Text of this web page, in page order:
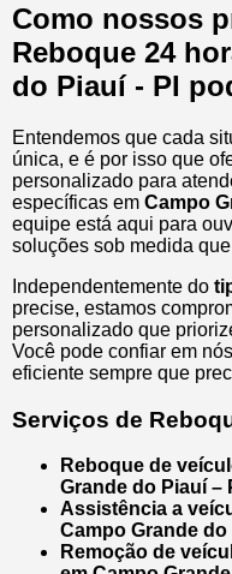
Como nossos
Reboque 24
do Piauí - PI
Entendemos que cada
única, e é por isso que
personalizado para
específicas em Campo
equipe está aqui para
soluções sob medida
Independentemente do
precise, estamos
personalizado que
Você pode confiar em
eficiente sempre que
Serviços de
Reboque de
Grande do Piauí –
Assistência a
Campo Grande do
Remoção de